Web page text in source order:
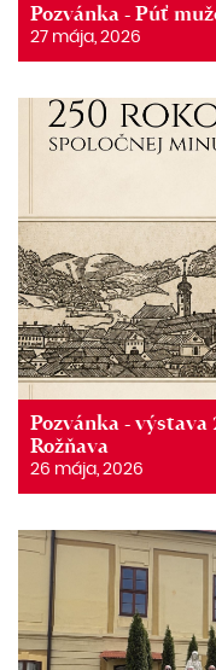
Pozvánka - Púť
27 mája, 2026
Pozvánka - výstava
Rožňava
26 mája, 2026